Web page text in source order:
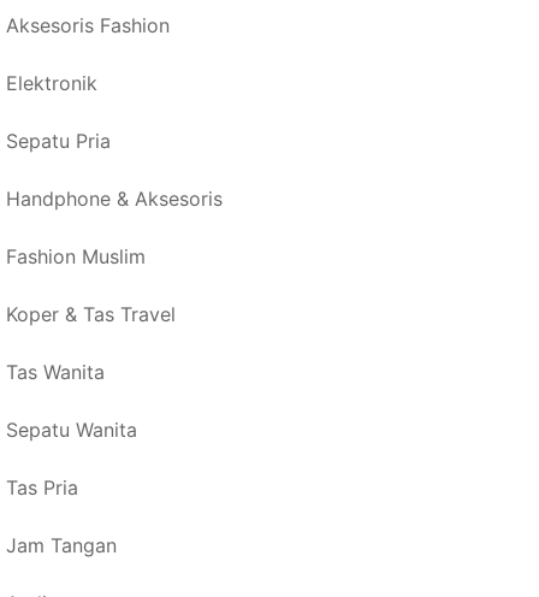
Aksesoris Fashion
Elektronik
Sepatu Pria
Handphone & Aksesoris
Fashion Muslim
Koper & Tas Travel
Tas Wanita
Sepatu Wanita
Tas Pria
Jam Tangan